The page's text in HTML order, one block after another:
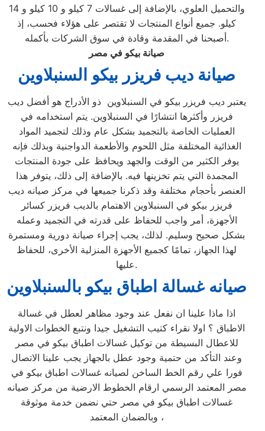
والتحميل العلوي، بالإضافة إلى غسالات 7 كيلو و 10 كيلو و 14
كيلو. جميع أنواع المنتجات لا تقتصر على هؤلاء فحسب، إذ
أصبحنا في المقدمة وقادة في سوق الشركات بأكمله.
صيانة بيكو في مصر
صيانة ديب فريزر بيكو السنبلاوين
يعتبر ديب فريزر بيكو في السنبلاوين ذو الأدراج هو أفضل ديب
فريزر وأكثرها انتشارًا في السنبلاوين. يتم استخدامه في
العمليات الخاصة بالتجميد بشكل عام وذلك لتجميد المواد
الغذائية المختلفة مثل اللحوم والأطعمة الدواجنية وبذلك فإنه
يوفر الكثير من الوقت والجهد ويحافظ على جودة المنتجات
المجمدة التي يتم تخزينها فيه. بالإضافة إلى ذلك، يتوفر هذا
العنصر بأحجام مختلفة وقد ذكرنا جميعها في مركز صيانه ديب
فريزر بيكو في السنبلاوين الاهتمام بالديب فريزر كسائر
الأجهزة، أمر واجب للحفاظ على قدرته في التجميد وعمله
بشكل صحيح وسليم. لذلك، يجب إجراء صيانة دورية ومستمرة
لهذا الجهاز، تمامًا كجميع الأجهزة المنزلية الأخرى، للحفاظ
عليها.
صيانه غسالة اطباق بيكو بالسنبلاوين
اذا ماذا علينا ان نفعل عند وجود مظاهر لعطل في غسالة
الاطباق ؟ اولا نقراء كتيب التشغيل جيدا ونتبع الخطوات الاولية
للاعطال البسيطة من توكيل غسالات اطباق بيكو في مصر
وعند التأكد من حتمية وجود عطل بالجهاز يجب علينا الاتصال
فورا علي رقم الخط الساخن لصيانه غسالات اطباق بيكو في
مصر المعتمد الرسمي ارقام الخطوط الارضية من مركز صيانه
غسالات اطباق بيكو في مصر حتي نضمن خدمة موثوقة
وبالضمان المعتمد ،